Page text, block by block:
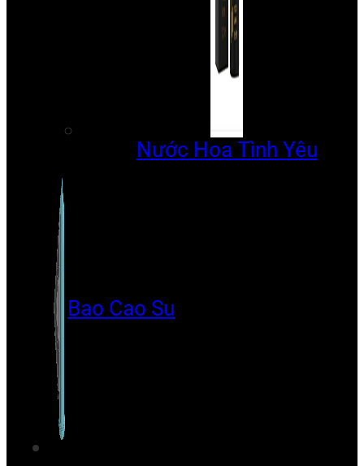
Nước Hoa Tình Yêu
Bao Cao Su